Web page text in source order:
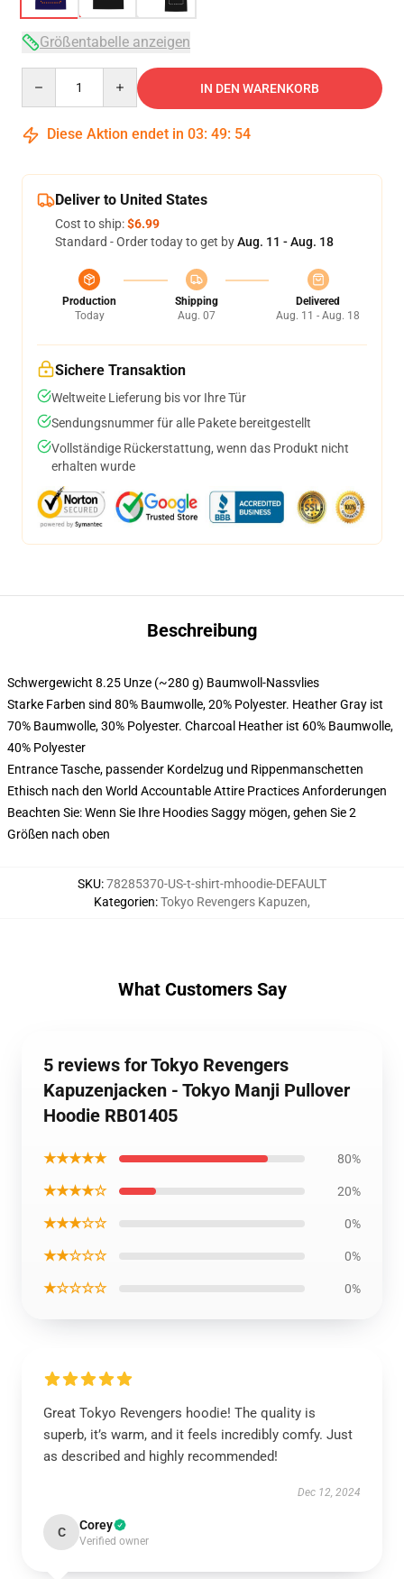
Größentabelle anzeigen
IN DEN WARENKORB
Diese Aktion endet in 03: 49: 53
Deliver to United States
Cost to ship:$6.99
Standard - Order today to get byAug. 11 - Aug. 18
Production
Today
Shipping
Aug. 07
Delivered
Aug. 11 - Aug. 18
Sichere Transaktion
Weltweite Lieferung bis vor Ihre Tür
Sendungsnummer für alle Pakete bereitgestellt
Vollständige Rückerstattung, wenn das Produkt nicht
erhalten wurde
Beschreibung
Schwergewicht 8.25 Unze (~280 g) Baumwoll-Nassvlies
Starke Farben sind 80% Baumwolle, 20% Polyester. Heather Gray ist
70% Baumwolle, 30% Polyester. Charcoal Heather ist 60% Baumwolle,
40% Polyester
Entrance Tasche, passender Kordelzug und Rippenmanschetten
Ethisch nach den World Accountable Attire Practices Anforderungen
Beachten Sie: Wenn Sie Ihre Hoodies Saggy mögen, gehen Sie 2
Größen nach oben
SKU:78285370-US-t-shirt-mhoodie-DEFAULT
Kategorien:Tokyo Revengers Kapuzen,
What Customers Say
5 reviews for Tokyo Revengers
Kapuzenjacken - Tokyo Manji Pullover
Hoodie RB01405
★★★★★ 80%
★★★★☆ 20%
★★★☆☆ 0%
★★☆☆☆ 0%
★☆☆☆☆ 0%
Great Tokyo Revengers hoodie! The quality is
superb, it’s warm, and it feels incredibly comfy. Just
as described and highly recommended!
Dec 12, 2024
C Corey
Verified owner